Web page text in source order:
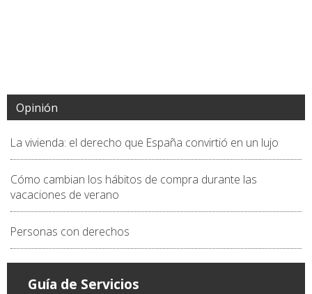
Opinión
La vivienda: el derecho que España convirtió en un lujo
Cómo cambian los hábitos de compra durante las
vacaciones de verano
Personas con derechos
Guía de Servicios